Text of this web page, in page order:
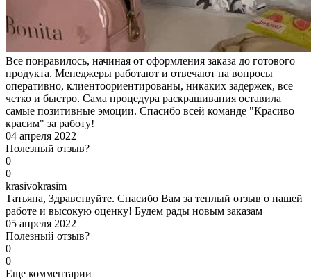
Все понравилось, начиная от оформления заказа до готового
продукта. Менеджеры работают и отвечают на вопросы
оперативно, клиентоориентированы, никаких задержек, все
четко и быстро. Сама процедура раскрашивания оставила
самые позитивные эмоции. Спасибо всей команде "Красиво
красим" за работу!
04 апреля 2022
Полезный отзыв?
0
0
krasivokrasim
Татьяна, Здравствуйте. Спасибо Вам за теплый отзыв о нашей
работе и высокую оценку! Будем рады новым заказам
05 апреля 2022
Полезный отзыв?
0
0
Еще комментарии